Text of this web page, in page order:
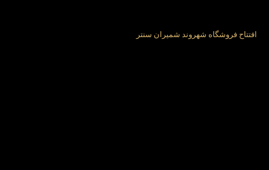
افتتاح فروشگاه شهروند شمیران سنتر